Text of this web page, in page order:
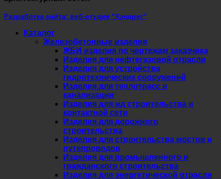
Разработка сайта: веб-студия "Хэндрег"
Каталог
Железобетонные изделия
ЖБИ изделия по чертежам заказчика
Изделия для нефтегазовой отрасли
Изделия для устройства
гидротехнических сооружений
Изделия для теплотрасс и
канализации
Изделия для жд строительства и
контактной сети
Изделия для дорожного
строительства
Изделия для строительства мостов и
путепроводов
Изделия для промышленного и
гражданского строительства
Изделия для энергетической отрасли